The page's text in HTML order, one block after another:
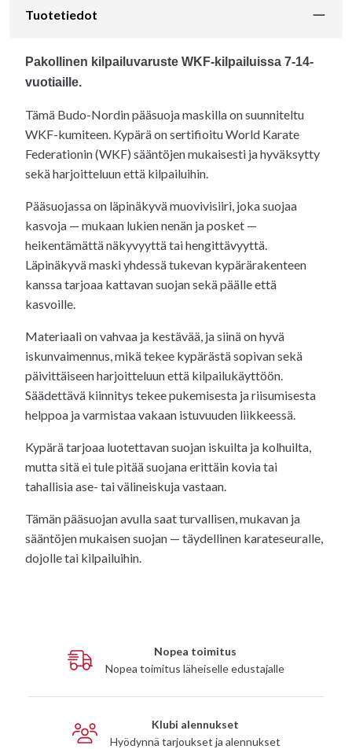
Tuotetiedot
Pakollinen kilpailuvaruste WKF-kilpailuissa 7-14-
vuotiaille.
Tämä Budo-Nordin pääsuoja maskilla on suunniteltu
WKF-kumiteen. Kypärä on sertifioitu World Karate
Federationin (WKF) sääntöjen mukaisesti ja hyväksytty
sekä harjoitteluun että kilpailuihin.
Pääsuojassa on läpinäkyvä muovivisiiri, joka suojaa
kasvoja — mukaan lukien nenän ja posket —
heikentämättä näkyvyyttä tai hengittävyyttä.
Läpinäkyvä maski yhdessä tukevan kypärärakenteen
kanssa tarjoaa kattavan suojan sekä päälle että
kasvoille.
Materiaali on vahvaa ja kestävää, ja siinä on hyvä
iskunvaimennus, mikä tekee kypärästä sopivan sekä
päivittäiseen harjoitteluun että kilpailukäyttöön.
Säädettävä kiinnitys tekee pukemisesta ja riisumisesta
helppoa ja varmistaa vakaan istuvuuden liikkeessä.
Kypärä tarjoaa luotettavan suojan iskuilta ja kolhuilta,
mutta sitä ei tule pitää suojana erittäin kovia tai
tahallisia ase- tai välineiskuja vastaan.
Tämän pääsuojan avulla saat turvallisen, mukavan ja
sääntöjen mukaisen suojan — täydellinen karateseuralle,
dojolle tai kilpailuihin.
Nopea toimitus
Nopea toimitus läheiselle edustajalle
Klubi alennukset
Hyödynnä tarjoukset ja alennukset